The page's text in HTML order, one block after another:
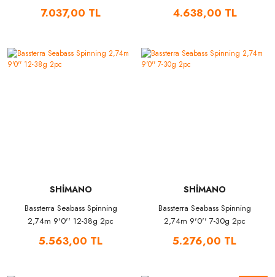
7.037,00 TL 4.638,00 TL
SHİMANO
Bassterra Seabass Spinning
2,74m 9'0'' 12-38g 2pc
5.563,00 TL
SHİMANO
Bassterra Seabass Spinning
2,74m 9'0'' 7-30g 2pc
5.276,00 TL